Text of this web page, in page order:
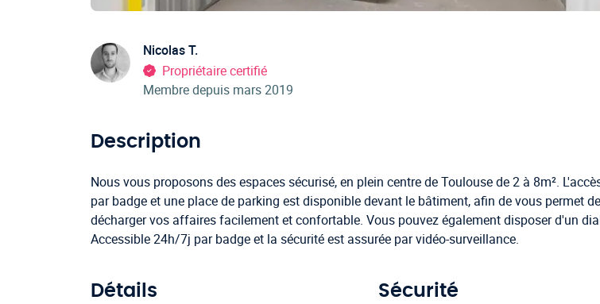
Nicolas T.
Propriétaire certifié
Membre depuis mars 2019
Description
Nous vous proposons des espaces sécurisé, en plein centre de Toulouse de 2 à 8m².
par badge et une place de parking est disponible devant le bâtiment, afin de vous permet de
décharger vos affaires facilement et confortable. Vous pouvez également disposer d'un
Accessible 24h/7j par badge et la sécurité est assurée par vidéo-surveillance.
Détails Sécurité